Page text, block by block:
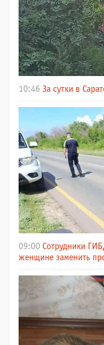
10:46 За сутки в
09:00 Сотрудники
женщине заменить